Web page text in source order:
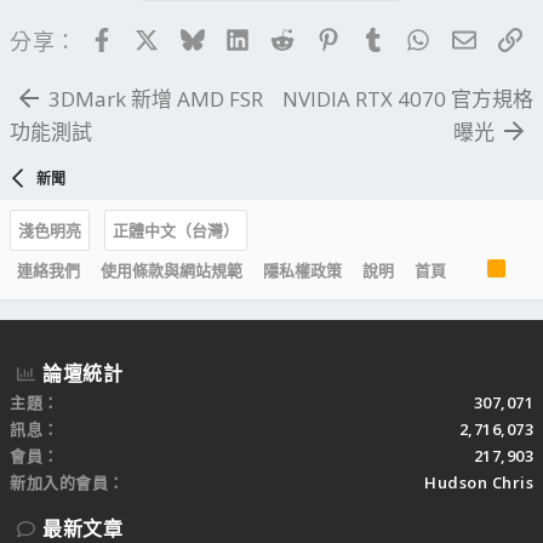
分享： FacebookBlueskyLinkedIn
Reddit PinterestTumblrWhatsApp
電子
3DMark 新增 AMD FSR
功能測試
NVIDIA RTX 4070 官方規格
曝光
新聞
淺色明亮
正體中文（台灣）
連絡我們
使用條款與網站規範 隱私權政策 說明 首頁
R
S
S
論壇統計
主題
307,071
訊息
2,716,073
會員
217,903
新加入的會員
Hudson Chris
最新文章